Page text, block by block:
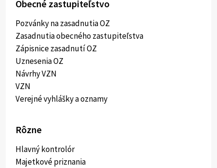
Obecné zastupiteľstvo
Pozvánky na zasadnutia OZ
Zasadnutia obecného zastupiteľstva
Zápisnice zasadnutí OZ
Uznesenia OZ
Návrhy VZN
VZN
Verejné vyhlášky a oznamy
Rôzne
Hlavný kontrolór
Majetkové priznania